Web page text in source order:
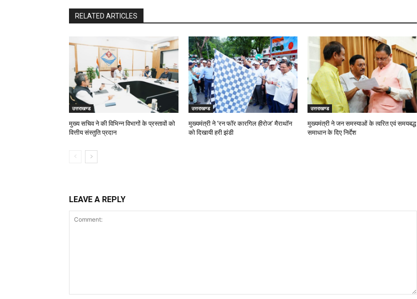
RELATED ARTICLES
उत्तराखण्ड
मुख्य सचिव ने की विभिन्न विभागों के प्रस्तावों को
वित्तीय संस्तुति प्रदान
उत्तराखण्ड
मुख्यमंत्री ने ‘रन फॉर कारगिल हीरोज’ मैराथॉन
को दिखायी हरी झंडी
उत्तराखण्ड
मुख्यमंत्री ने जन समस्याओं के त्वरित एवं समयबद्ध
समाधान के दिए निर्देश
LEAVE A REPLY